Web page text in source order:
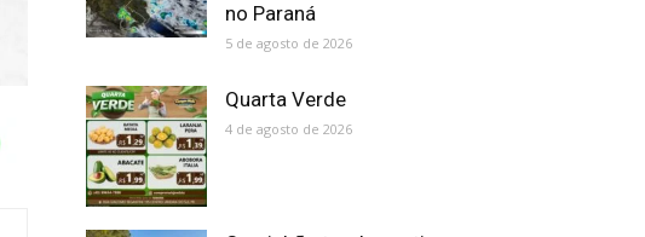
no Paraná
5 de agosto de 2026
Quarta Verde
4 de agosto de 2026